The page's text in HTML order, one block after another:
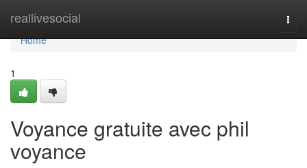
reallivesocial
Home
Home
1
Voyance gratuite avec phil
voyance